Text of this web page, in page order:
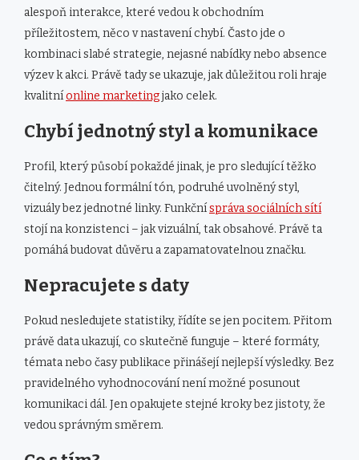
alespoň interakce, které vedou k obchodním
příležitostem, něco v nastavení chybí. Často jde o
kombinaci slabé strategie, nejasné nabídky nebo absence
výzev k akci. Právě tady se ukazuje, jak důležitou roli hraje
kvalitníonline marketingjako celek.
Chybí jednotný styl a komunikace
Profil, který působí pokaždé jinak, je pro sledující těžko
čitelný. Jednou formální tón, podruhé uvolněný styl,
vizuály bez jednotné linky. Funkčníspráva sociálních sítí
stojí na konzistenci – jak vizuální, tak obsahové. Právě ta
pomáhá budovat důvěru a zapamatovatelnou značku.
Nepracujete s daty
Pokud nesledujete statistiky, řídíte se jen pocitem. Přitom
právě data ukazují, co skutečně funguje – které formáty,
témata nebo časy publikace přinášejí nejlepší výsledky. Bez
pravidelného vyhodnocování není možné posunout
komunikaci dál. Jen opakujete stejné kroky bez jistoty, že
vedou správným směrem.